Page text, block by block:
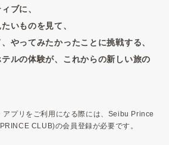
ブに、
いものを見て、
やってみたかったことに挑戦する、
ルの体験が、これからの新しい旅の
プリをご利用になる際には、Seibu Prince
CLUB)の会員登録が必要です。